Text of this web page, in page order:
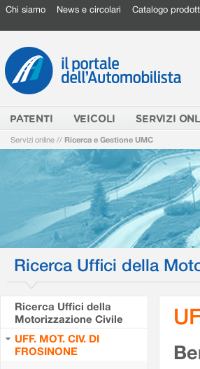
Chi siamo News e circolari Catalogo
PATENTI VEICOLI SERVIZI
Servizi online // Ricerca e Gestione UMC
Ricerca Uffici della
Ricerca Uffici della
Motorizzazione Civile
UFF. MOT. CIV. DI
FROSINONE